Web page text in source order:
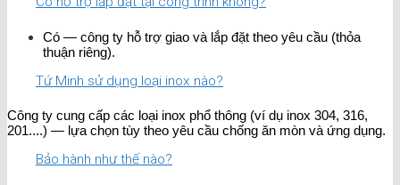
Có — công ty hỗ trợ giao và lắp đặt theo yêu cầu (thỏa
thuận riêng).
Tứ Minh sử dụng loại inox nào?
Công ty cung cấp các loại inox phổ thông (ví dụ inox 304, 316,
201....) — lựa chọn tùy theo yêu cầu chống ăn mòn và ứng dụng.
Bảo hành như thế nào?